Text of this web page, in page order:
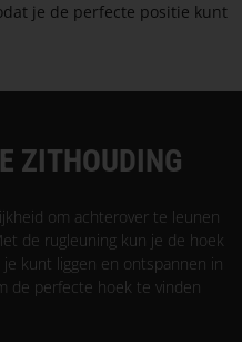
je de perfecte positie kunt
ZITHOUDING
om achterover te leunen
de rugleuning kun je de hoek
kunt liggen en ontspannen in
de perfecte hoek te vinden